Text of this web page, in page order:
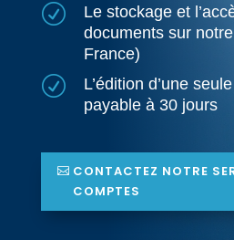
R
Le stockage et
documents sur
France)
R
L’édition d’une
payable à 30 jours
CONTACTEZ NOTRE
COMPTES